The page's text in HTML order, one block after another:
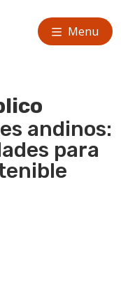
Menu
andinos:
para